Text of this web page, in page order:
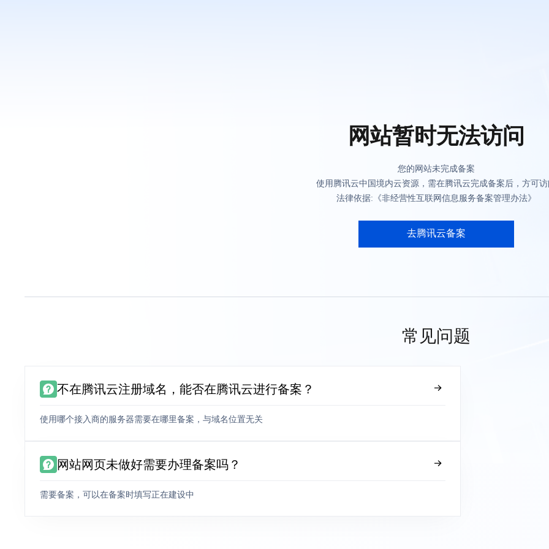
网站暂时无法访问
您的网站未完成备案
使用腾讯云中国境内云资源，需在腾讯云完成备案后，方可
法律依据:《非经营性互联网信息服务备案管理办法》
去腾讯云备案
常见问题
不在腾讯云注册域名，能否在腾讯云进行备案？
使用哪个接入商的服务器需要在哪里备案，与域名位置无关
网站网页未做好需要办理备案吗？
需要备案，可以在备案时填写正在建设中